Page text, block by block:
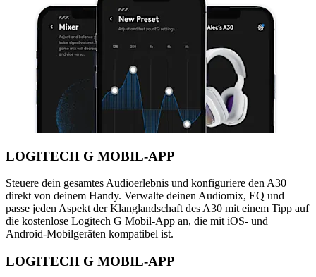
LOGITECH G MOBIL-APP
Steuere dein gesamtes Audioerlebnis und konfiguriere den A30
direkt von deinem Handy. Verwalte deinen Audiomix, EQ und
passe jeden Aspekt der Klanglandschaft des A30 mit einem Tipp auf
die kostenlose Logitech G Mobil-App an, die mit iOS- und
Android-Mobilgeräten kompatibel ist.
LOGITECH G MOBIL-APP